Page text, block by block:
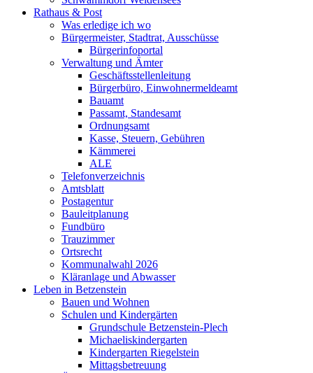
Rathaus & Post
Was erledige ich wo
Bürgermeister, Stadtrat, Ausschüsse
Bürgerinfoportal
Verwaltung und Ämter
Geschäftsstellenleitung
Bürgerbüro, Einwohnermeldeamt
Bauamt
Passamt, Standesamt
Ordnungsamt
Kasse, Steuern, Gebühren
Kämmerei
ALE
Telefonverzeichnis
Amtsblatt
Postagentur
Bauleitplanung
Fundbüro
Trauzimmer
Ortsrecht
Kommunalwahl 2026
Kläranlage und Abwasser
Leben in Betzenstein
Bauen und Wohnen
Schulen und Kindergärten
Grundschule Betzenstein-Plech
Michaeliskindergarten
Kindergarten Riegelstein
Mittagsbetreuung